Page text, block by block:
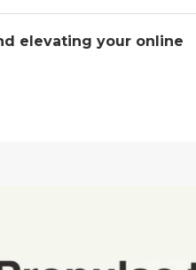
elevating your online